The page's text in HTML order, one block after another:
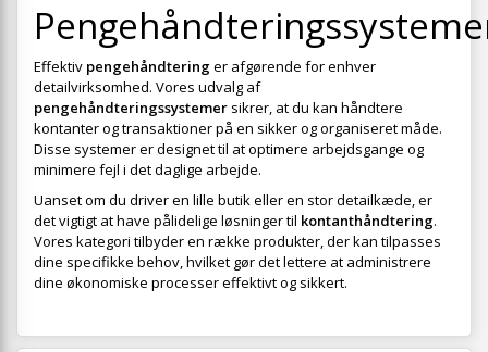
Effektiv pengehåndteringer afgørende for enhver
detailvirksomhed. Vores udvalg af
pengehåndteringssystemer sikrer, at du kan håndtere
kontanter og transaktioner på en sikker og organiseret måde.
Disse systemer er designet til at optimere arbejdsgange og
minimere fejl i det daglige arbejde.
Uanset om du driver en lille butik eller en stor detailkæde, er
det vigtigt at have pålidelige løsninger til kontanthåndtering.
Vores kategori tilbyder en række produkter, der kan tilpasses
dine specifikke behov, hvilket gør det lettere at administrere
dine økonomiske processer effektivt og sikkert.